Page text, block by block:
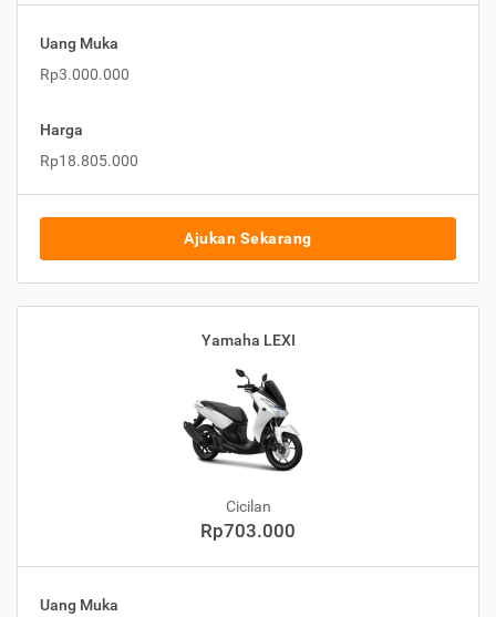
Uang Muka
Rp3.000.000
Harga
Rp18.805.000
Ajukan Sekarang
Yamaha LEXI
Cicilan
Rp703.000
Uang Muka